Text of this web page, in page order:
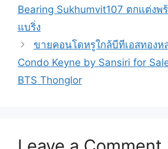
Bearing Sukhumvit107 ตกแต่งพ
แบริ่ง
ขายคอนโดหรูใกล้บีทีเอสทองห
Condo Keyne by Sansiri for
BTS Thonglor